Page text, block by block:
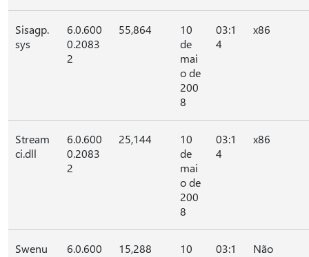
Sisagp.
sys
6.0.600
0.2083
2
55,864
10
de
mai
o de
200
8
03:1
4
x86
Stream
ci.dll
6.0.600
0.2083
2
25,144
10
de
mai
o de
200
8
03:1
4
x86
Swenu
6.0.600
15,288
10
03:1
Não